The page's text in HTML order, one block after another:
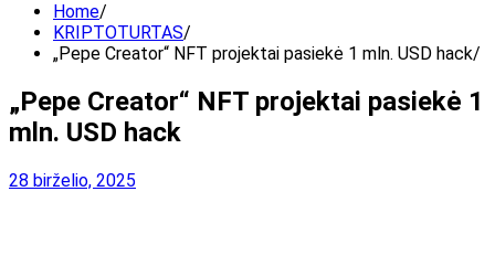
Home
KRIPTOTURTAS
„Pepe Creator“ NFT projektai pasiekė 1 mln. USD hack
„Pepe Creator“ NFT projektai pasiekė 1
mln. USD hack
28 birželio, 2025